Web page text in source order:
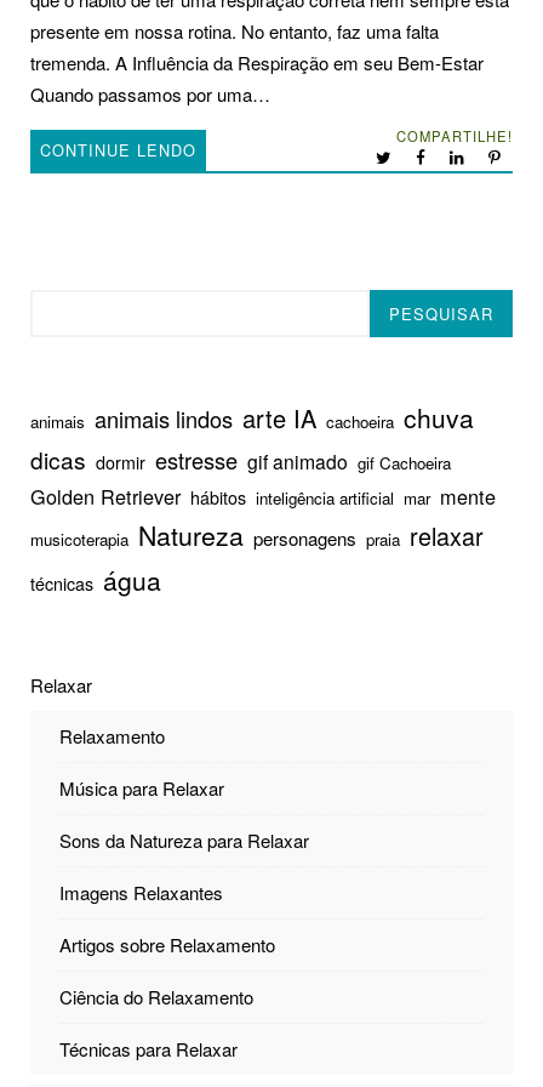
presente em nossa rotina. No entanto, faz uma falta
tremenda. A Influência da Respiração em seu Bem-Estar
Quando passamos por uma…
CONTINUE LENDO
COMPARTILHE!
PESQUISAR
animais animais lindos arte IA cachoeira chuva
dicas dormir estresse gif animado gif Cachoeira
Golden Retriever hábitos inteligência artificial mar mente
musicoterapia Natureza personagens praia relaxar
técnicas água
Relaxar
Relaxamento
Música para Relaxar
Sons da Natureza para Relaxar
Imagens Relaxantes
Artigos sobre Relaxamento
Ciência do Relaxamento
Técnicas para Relaxar